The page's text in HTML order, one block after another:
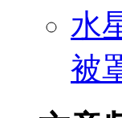
水
被